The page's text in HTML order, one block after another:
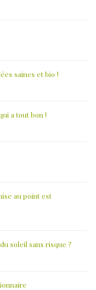
saines et bio !
a tout bon !
au point est
soleil sans risque ?